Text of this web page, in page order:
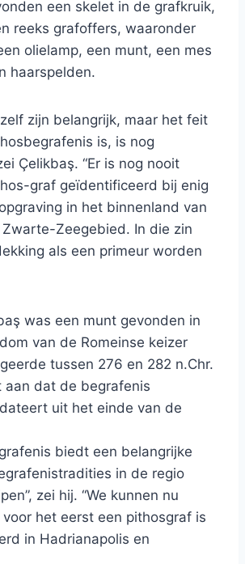
een skelet in de grafkruik,
reeks grafoffers, waaronder
olielamp, een munt, een mes
haarspelden.
zijn belangrijk, maar het feit
is, is nog
Çelikbaş. “Er is nog nooit
graf geïdentificeerd bij enig
in het binnenland van
Zeegebied. In die zin
als een primeur worden
was een munt gevonden in
van de Romeinse keizer
tussen 276 en 282 n.Chr.
aan dat de begrafenis
uit het einde van de
biedt een belangrijke
in de regio
zei hij. “We kunnen nu
het eerst een pithosgraf is
in Hadrianapolis en